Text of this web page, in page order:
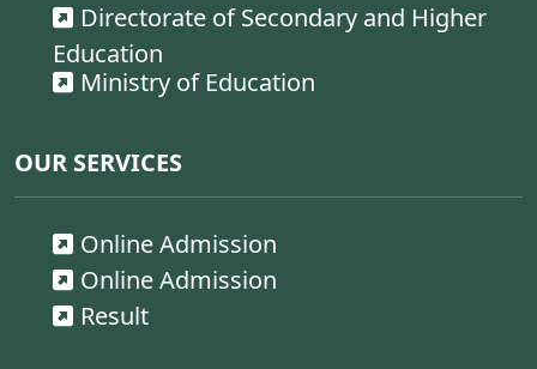
Directorate of Secondary and Higher
Education
Ministry of Education
OUR SERVICES
Online Admission
Online Admission
Result